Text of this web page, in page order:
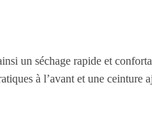
un séchage rapide et
à l’avant et une ceinture